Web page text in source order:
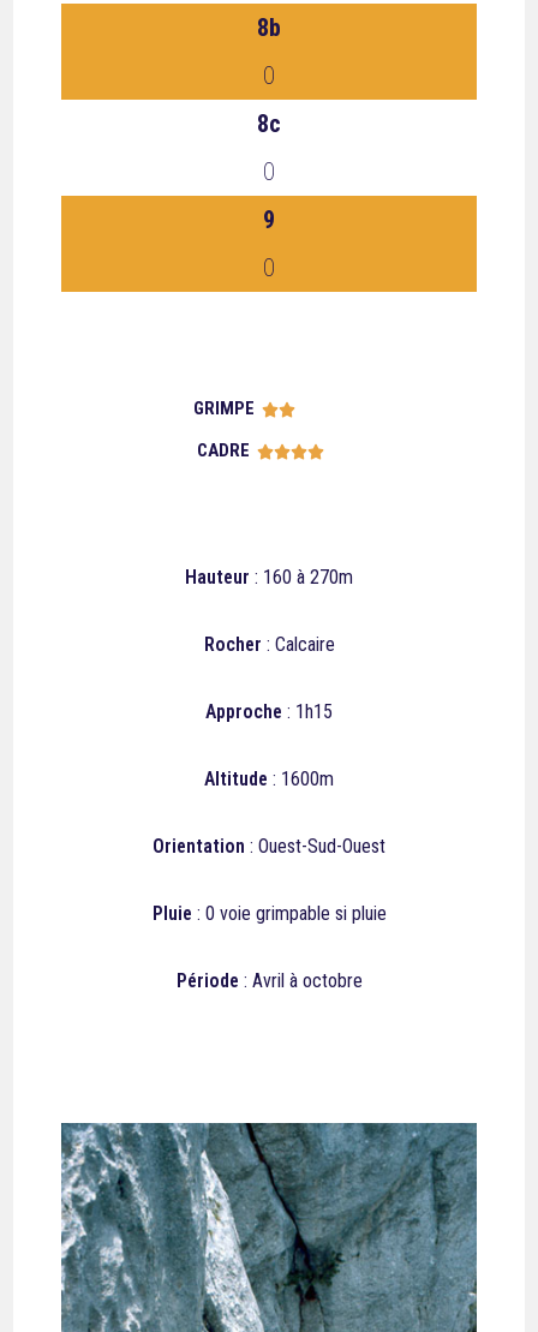
8b
0
8c
0
9
0
GRIMPE 
CADRE 
Hauteur : 160 à 270m
Rocher : Calcaire
Approche : 1h15
Altitude : 1600m
Orientation : Ouest-Sud-Ouest
Pluie : 0 voie grimpable si pluie
Période : Avril à octobre